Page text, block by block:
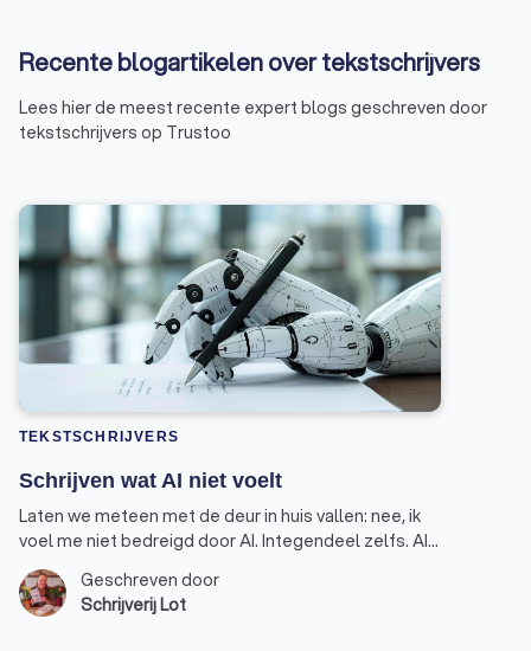
Recente blogartikelen over tekstschrijvers
Lees hier de meest recente expert blogs geschreven door
tekstschrijvers op Trustoo
TEKSTSCHRIJVERS
Schrijven wat AI niet voelt
Laten we meteen met de deur in huis vallen: nee, ik
voel me niet bedreigd door AI. Integendeel zelfs. AI
is een handige assistent geworden in mijn werk als
schrijver, maar geen vervanger. Dat is een belangrijk
verschil. Schrijven is voor mij en voor veel collega’s
Geschreven door
Schrijverij Lot